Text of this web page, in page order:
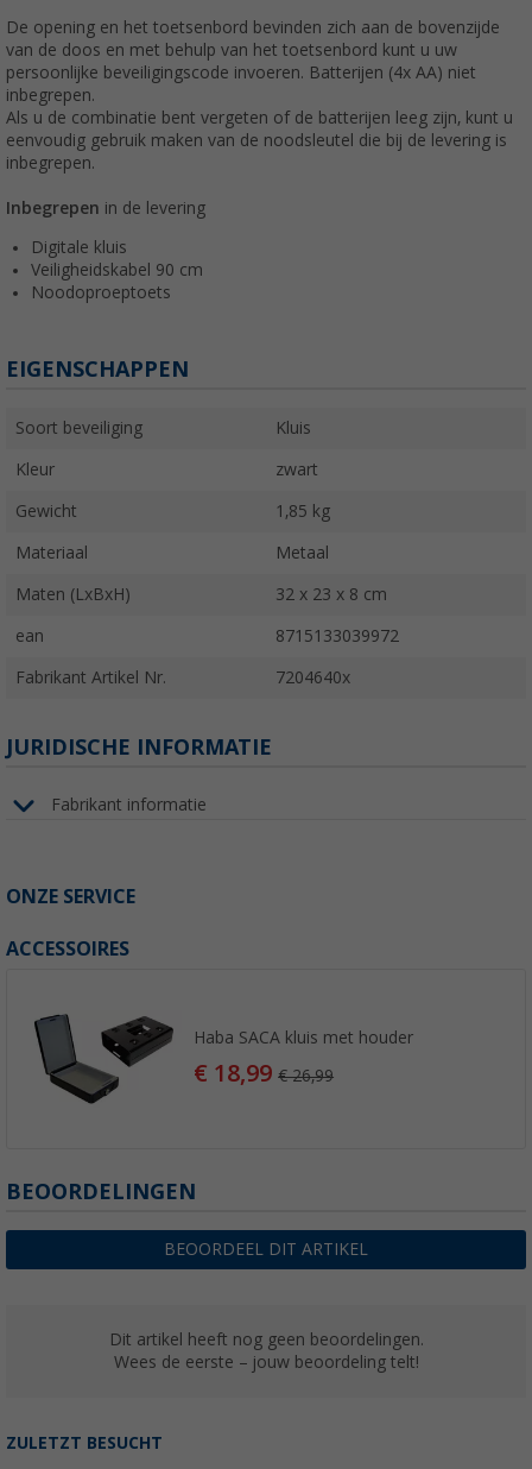
De opening en het toetsenbord bevinden zich aan de bovenzijde
van de doos en met behulp van het toetsenbord kunt u uw
persoonlijke beveiligingscode invoeren. Batterijen (4x AA) niet
inbegrepen.
Als u de combinatie bent vergeten of de batterijen leeg zijn, kunt u
eenvoudig gebruik maken van de noodsleutel die bij de levering is
inbegrepen.
Inbegrepen in de levering
Digitale kluis
Veiligheidskabel 90 cm
Noodoproeptoets
EIGENSCHAPPEN
Soort beveiliging Kluis
Kleur zwart
Gewicht 1,85 kg
Materiaal Metaal
Maten (LxBxH) 32 x 23 x 8 cm
ean 8715133039972
Fabrikant Artikel Nr. 7204640x
JURIDISCHE INFORMATIE
Fabrikant informatie
ONZE SERVICE
ACCESSOIRES
Haba SACA kluis met houder
€ 18,99€ 26,99
BEOORDELINGEN
BEOORDEEL DIT ARTIKEL
Dit artikel heeft nog geen beoordelingen.
Wees de eerste – jouw beoordeling telt!
ZULETZT BESUCHT